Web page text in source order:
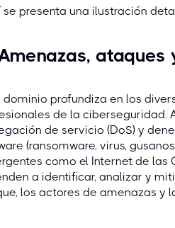
se presenta una ilustración
ataques
dominio profundiza en los
de la ciberseguridad.
de servicio (DoS) y
(ransomware, virus,
como el Internet de las
a identificar, analizar y
los actores de amenazas y